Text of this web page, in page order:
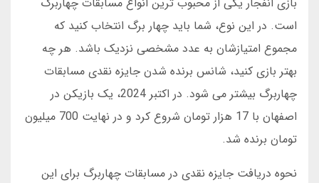
است. در این نوع، شما باید چهار برگ انتخاب کنید که
مجموع امتیازشان به عدد مشخصی نزدیک باشد. هر چه
بهتر بازی کنید، شانس برنده شدن جایزه نقدی مسابقات
چهاربرگ بیشتر می شود. در اکتبر 2024، یک بازیکن در
اصفهان با 17 هزار تومان شروع کرد و در نهایت 700 میلیون
تومان برنده شد.
نحوه دریافت جایزه نقدی در مسابقات چهاربرگ برای این